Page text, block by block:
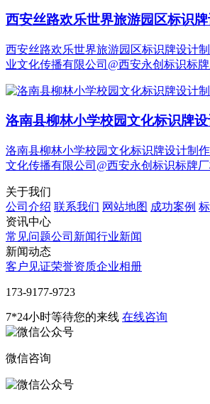
西安丝路欢乐世界旅游园区标识
西安丝路欢乐世界旅游园区标识牌设计
业文化传播有限公司@西安永创标识标
洛南县柳林小学校园文化标识牌
洛南县柳林小学校园文化标识牌设计制
文化传播有限公司@西安永创标识标牌
关于我们
公司介绍 联系我们 网站地图 成功案例
资讯中心
常见问题公司新闻行业新闻
新闻动态
客户见证荣誉资质企业相册
‭173-9177-9723
7*24小时等待您的来线 在线咨询
微信咨询